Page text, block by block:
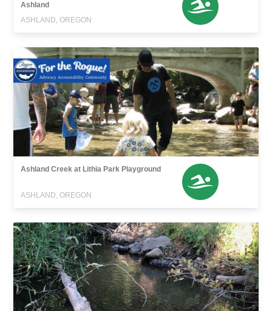
Ashland
ASHLAND, OREGON
Ashland Creek at Lithia Park Playground
ASHLAND, OREGON